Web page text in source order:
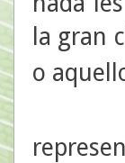
la gran
o